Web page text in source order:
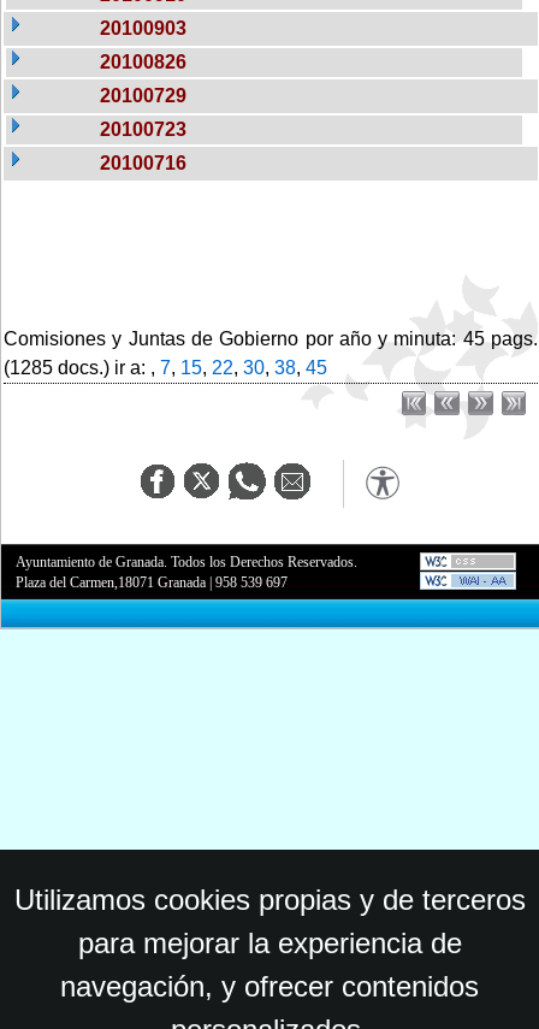
20100903
20100826
20100729
20100723
20100716
Comisiones y Juntas de Gobierno por año y minuta: 45 pags.
(1285 docs.) ir a: , 7, 15, 22, 30, 38, 45
Ayuntamiento de Granada. Todos los Derechos Reservados.
Plaza del Carmen,18071 Granada |958 539 697
Utilizamos cookies propias y de terceros
para mejorar la experiencia de
navegación, y ofrecer contenidos